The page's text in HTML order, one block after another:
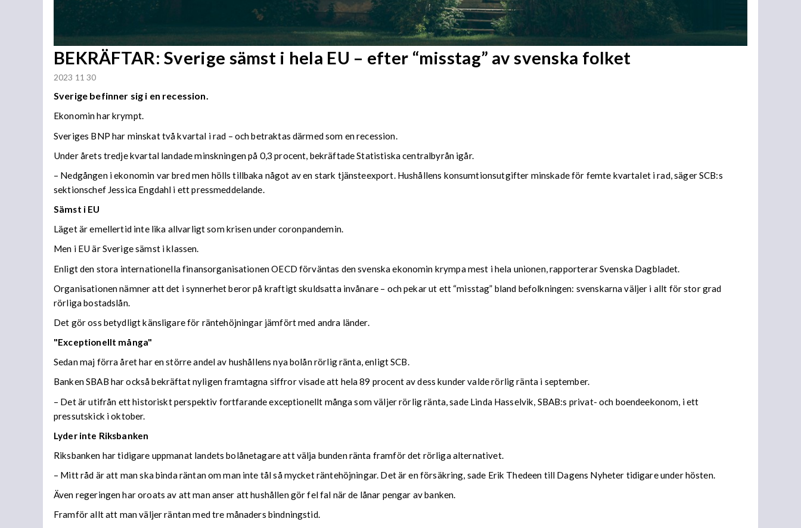
BEKRÄFTAR: Sverige sämst i hela EU – efter “misstag” av svenska folket
2023 11 30
Sverige befinner sig i en recession.
Ekonomin har krympt.
Sveriges BNP har minskat två kvartal i rad – och betraktas därmed som en recession.
Under årets tredje kvartal landade minskningen på 0,3 procent, bekräftade Statistiska centralbyrån igår.
– Nedgången i ekonomin var bred men hölls tillbaka något av en stark tjänsteexport. Hushållens konsumtionsutgifter minskade för femte kvartalet i rad, säger SCB:s
sektionschef Jessica Engdahl i ett pressmeddelande.
Sämst i EU
Läget är emellertid inte lika allvarligt som krisen under coronpandemin.
Men i EU är Sverige sämst i klassen.
Enligt den stora internationella finansorganisationen OECD förväntas den svenska ekonomin krympa mest i hela unionen, rapporterar Svenska Dagbladet.
Organisationen nämner att det i synnerhet beror på kraftigt skuldsatta invånare – och pekar ut ett “misstag” bland befolkningen: svenskarna väljer i allt för stor grad
rörliga bostadslån.
Det gör oss betydligt känsligare för räntehöjningar jämfört med andra länder.
"Exceptionellt många"
Sedan maj förra året har en större andel av hushållens nya bolån rörlig ränta, enligt SCB.
Banken SBAB har också bekräftat nyligen framtagna siffror visade att hela 89 procent av dess kunder valde rörlig ränta i september.
– Det är utifrån ett historiskt perspektiv fortfarande exceptionellt många som väljer rörlig ränta, sade Linda Hasselvik, SBAB:s privat- och boendeekonom, i ett
pressutskick i oktober.
Lyder inte Riksbanken
Riksbanken har tidigare uppmanat landets bolånetagare att välja bunden ränta framför det rörliga alternativet.
– Mitt råd är att man ska binda räntan om man inte tål så mycket räntehöjningar. Det är en försäkring, sade Erik Thedeen till Dagens Nyheter tidigare under hösten.
Även regeringen har oroats av att man anser att hushållen gör fel fal när de lånar pengar av banken.
Framför allt att man väljer räntan med tre månaders bindningstid.